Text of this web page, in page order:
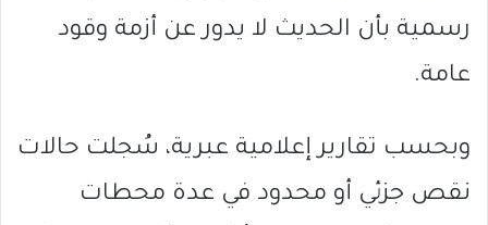
رسمية بأن الحديث لا يدور عن أزمة وقود
عامة.
وبحسب تقارير إعلامية عبرية، سُجلت حالات
نقص جزئي أو محدود في عدة محطات